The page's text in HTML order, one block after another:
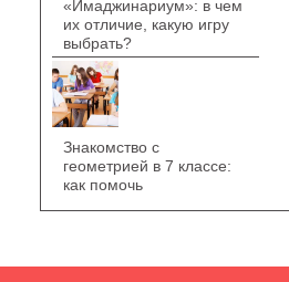
«Имаджинариум»: в чем
их отличие, какую игру
выбрать?
Знакомство с
геометрией в 7 классе:
как помочь